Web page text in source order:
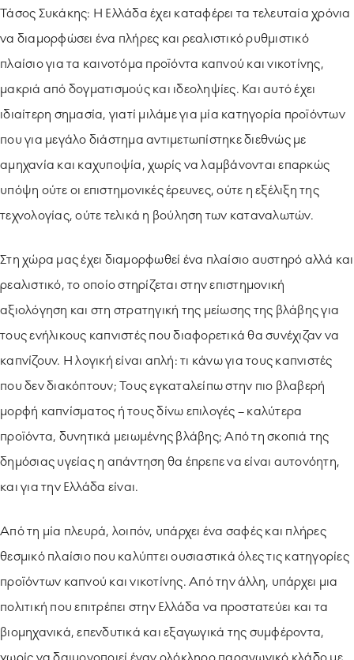
Τάσος Συκάκης: Η Ελλάδα έχει καταφέρει τα τελευταία χρόνια
να διαμορφώσει ένα πλήρες και ρεαλιστικό ρυθμιστικό
πλαίσιο για τα καινοτόμα προϊόντα καπνού και νικοτίνης,
μακριά από δογματισμούς και ιδεοληψίες. Και αυτό έχει
ιδιαίτερη σημασία, γιατί μιλάμε για μία κατηγορία προϊόντων
που για μεγάλο διάστημα αντιμετωπίστηκε διεθνώς με
αμηχανία και καχυποψία, χωρίς να λαμβάνονται επαρκώς
υπόψη ούτε οι επιστημονικές έρευνες, ούτε η εξέλιξη της
τεχνολογίας, ούτε τελικά η βούληση των καταναλωτών.
Στη χώρα μας έχει διαμορφωθεί ένα πλαίσιο αυστηρό αλλά και
ρεαλιστικό, το οποίο στηρίζεται στην επιστημονική
αξιολόγηση και στη στρατηγική της μείωσης της βλάβης για
τους ενήλικους καπνιστές που διαφορετικά θα συνέχιζαν να
καπνίζουν. Η λογική είναι απλή: τι κάνω για τους καπνιστές
που δεν διακόπτουν; Τους εγκαταλείπω στην πιο βλαβερή
μορφή καπνίσματος ή τους δίνω επιλογές – καλύτερα
προϊόντα, δυνητικά μειωμένης βλάβης; Από τη σκοπιά της
δημόσιας υγείας η απάντηση θα έπρεπε να είναι αυτονόητη,
και για την Ελλάδα είναι.
Από τη μία πλευρά, λοιπόν, υπάρχει ένα σαφές και πλήρες
θεσμικό πλαίσιο που καλύπτει ουσιαστικά όλες τις κατηγορίες
προϊόντων καπνού και νικοτίνης. Από την άλλη, υπάρχει μια
πολιτική που επιτρέπει στην Ελλάδα να προστατεύει και τα
βιομηχανικά, επενδυτικά και εξαγωγικά της συμφέροντα,
χωρίς να δαιμονοποιεί έναν ολόκληρο παραγωγικό κλάδο με